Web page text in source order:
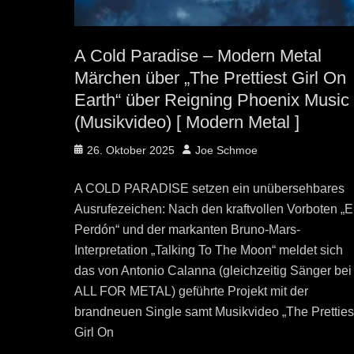
A Cold Paradise – Modern Metal
Märchen über „The Prettiest Girl On
Earth“ über Reigning Phoenix Music
(Musikvideo) [ Modern Metal ]
Posted
26. Oktober 2025 Author
Joe Schmoe
A COLD PARADISE setzen ein unübersehbares
Ausrufezeichen: Nach den kraftvollen Vorboten
Perdón“ und der markanten Bruno-Mars-
Interpretation „Talking To The Moon“ meldet sich
das von Antonio Calanna (gleichzeitig Sänger bei
ALL FOR METAL) geführte Projekt mit der
brandneuen Single samt Musikvideo „The
Girl On